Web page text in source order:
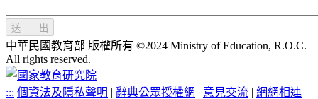
送 出
中華民國教育部 版權所有 ©2024 Ministry of Education, R.O.C.
All rights reserved.
::: 個資法及隱私聲明 | 辭典公眾授權網 | 意見交流 | 網網相連